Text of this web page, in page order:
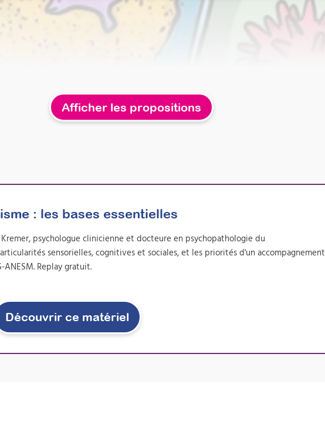
Afficher les propositions
: les bases essentielles
psychologue clinicienne et docteure en psychopathologie du
sensorielles, cognitives et sociales, et les priorités d'un accompagnement
Replay gratuit.
Découvrir ce matériel